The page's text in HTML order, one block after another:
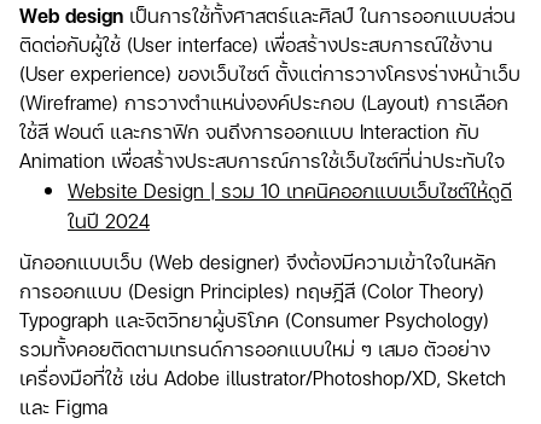
Web design เป็นการใช้ทั้งศาสตร์และศิลป์ ในการออกแบบส่วน
ติดต่อกับผู้ใช้ (User interface) เพื่อสร้างประสบการณ์ใช้งาน
(User experience) ของเว็บไซต์ ตั้งแต่การวางโครงร่างหน้าเว็บ
(Wireframe) การวางตำแหน่งองค์ประกอบ (Layout) การเลือก
ใช้สี ฟอนต์ และกราฟิก จนถึงการออกแบบ Interaction กับ
Animation เพื่อสร้างประสบการณ์การใช้เว็บไซต์ที่น่าประทับใจ
Website Design | รวม 10 เทคนิคออกแบบเว็บไซต์ให้ดูดี
ในปี 2024
นักออกแบบเว็บ (Web designer) จึงต้องมีความเข้าใจในหลัก
การออกแบบ (Design Principles) ทฤษฎีสี (Color Theory)
Typograph และจิตวิทยาผู้บริโภค (Consumer Psychology)
รวมทั้งคอยติดตามเทรนด์การออกแบบใหม่ ๆ เสมอ ตัวอย่าง
เครื่องมือที่ใช้ เช่น Adobe illustrator/Photoshop/XD, Sketch
และ Figma